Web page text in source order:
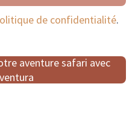
de confidentialité.
aventure safari avec